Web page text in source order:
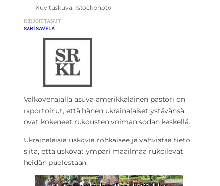
Kuvituskuva: Istockphoto
KIRJOITTANUT
SARI SAVELA
Valkovenäjällä asuva amerikkalainen pastori on
raportoinut, että hänen ukrainalaiset ystävänsä
ovat kokeneet rukousten voiman sodan keskellä.
Ukrainalaisia uskovia rohkaisee ja vahvistaa tieto
siitä, että uskovat ympäri maailmaa rukoilevat
heidän puolestaan.